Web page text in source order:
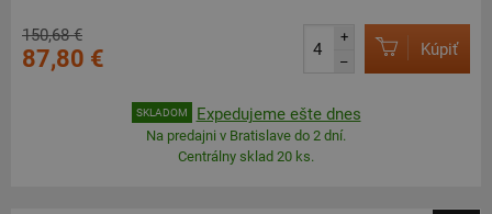
150,68 €
87,80 €
+
–
Kúpiť
SKLADOM Expedujeme ešte dnes
Na predajni v Bratislave do 2 dní.
Centrálny sklad 20 ks.